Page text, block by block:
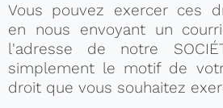
Vous pouvez exercer ces
en nous envoyant un
l'adresse de notre
simplement le motif de
droit que vous souhaitez